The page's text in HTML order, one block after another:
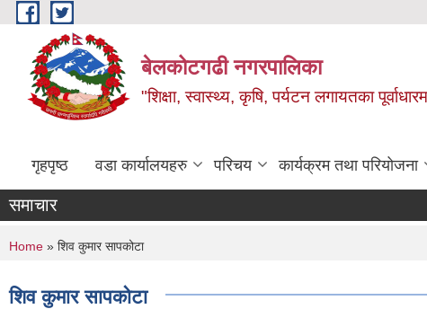
Skip to main content
बेलकोटगढी नगरपालिका
"शिक्षा, स्वास्थ्य, कृषि, पर्यटन लगायतका
गृहपृष्ठ वडा कार्यालयहरु परिचय कार्यक्रम तथा परियोजना
समाचार
You are here
Home » शिव कुमार सापकोटा
शिव कुमार सापकोटा